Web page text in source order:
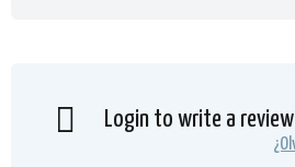
Login to write a review